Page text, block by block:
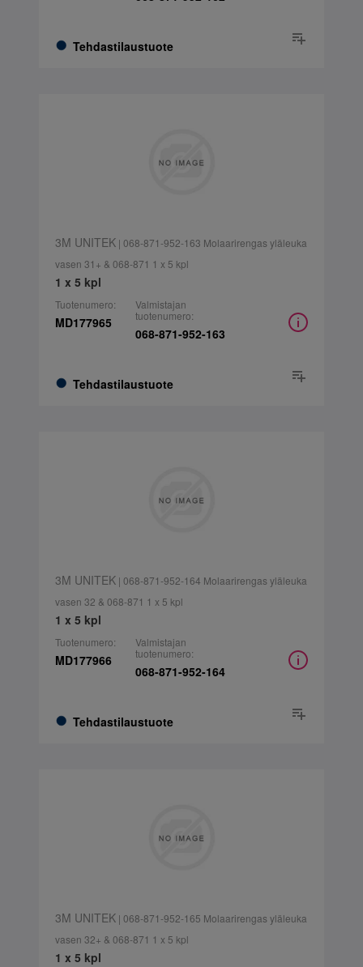
Tehdastilaustuote
3M UNITEK| 068-871-952-163 Molaarirengas yläleuka
vasen 31+ & 068-871 1 x 5 kpl
1 x 5 kpl
Tuotenumero:
MD177965
Tehdastilaustuote
Valmistajan
tuotenumero:
068-871-952-163
3M UNITEK| 068-871-952-164 Molaarirengas yläleuka
vasen 32 & 068-871 1 x 5 kpl
1 x 5 kpl
Tuotenumero:
MD177966
Tehdastilaustuote
Valmistajan
tuotenumero:
068-871-952-164
3M UNITEK| 068-871-952-165 Molaarirengas yläleuka
vasen 32+ & 068-871 1 x 5 kpl
1 x 5 kpl